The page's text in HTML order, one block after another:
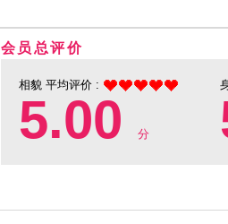
会员总评价
相貌 平均评价 :
5.00 分